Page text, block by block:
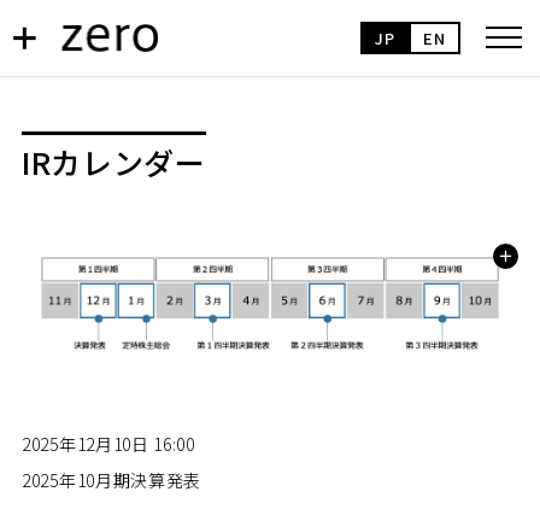
JP EN
IRカレンダー
2025年12月10日 16:00
2025年10月期決算発表